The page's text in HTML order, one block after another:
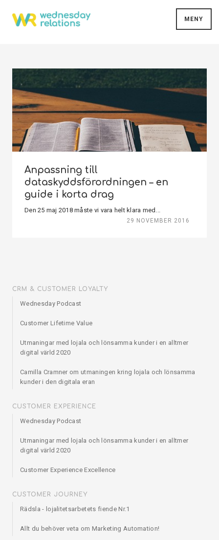
MENY
Anpassning till
dataskyddsförordningen – en
guide i korta drag
Den 25 maj 2018 måste vi vara helt klara med...
29 NOVEMBER 2016
CRM & CUSTOMER LOYALTY
Wednesday Podcast
Customer Lifetime Value
Utmaningar med lojala och lönsamma kunder i en alltmer
digital värld 2020
Camilla Cramner om utmaningen kring lojala och lönsamma
kunder i den digitala eran
CUSTOMER EXPERIENCE
Wednesday Podcast
Utmaningar med lojala och lönsamma kunder i en alltmer
digital värld 2020
Customer Experience Excellence
CUSTOMER JOURNEY
Rädsla - lojalitetsarbetets fiende Nr.1
Allt du behöver veta om Marketing Automation!